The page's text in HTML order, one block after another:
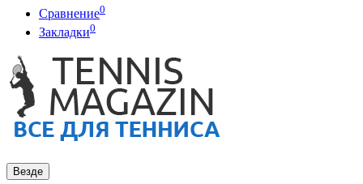
Сравнение0
Закладки0
Везде